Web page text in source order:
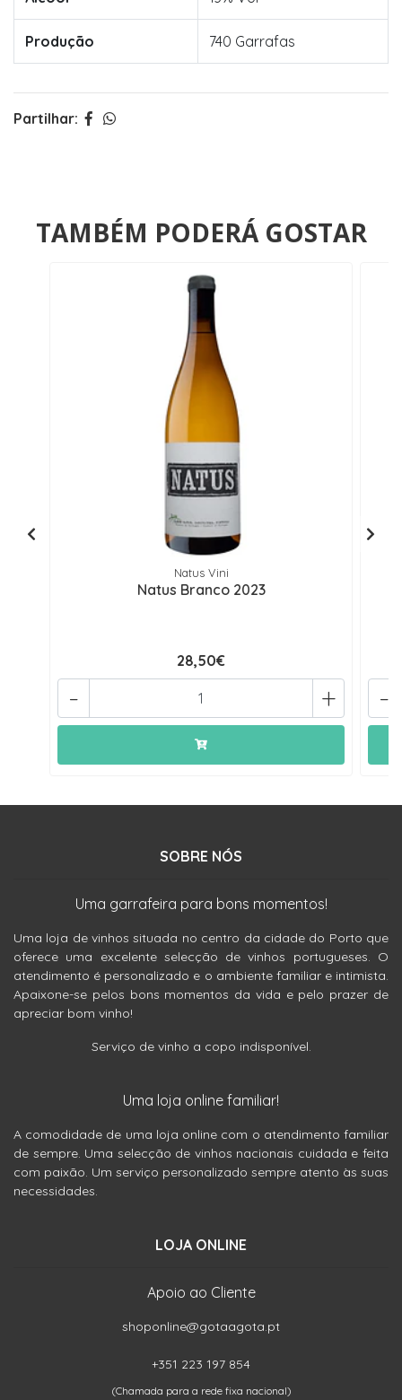
Produção 740 Garrafas
Partilhar:
TAMBÉM PODERÁ GOSTAR
Natus Vini
Natus Branco 2023
28,50€
+
- -
SOBRE NÓS
Uma garrafeira para bons momentos!
Uma loja de vinhos situada no centro da cidade do Porto que
oferece uma excelente selecção de vinhos portugueses. O
atendimento é personalizado e o ambiente familiar e intimista.
Apaixone-se pelos bons momentos da vida e pelo prazer de
apreciar bom vinho!
Serviço de vinho a copo indisponível.
Uma loja online familiar!
A comodidade de uma loja online com o atendimento familiar
de sempre. Uma selecção de vinhos nacionais cuidada e feita
com paixão. Um serviço personalizado sempre atento às suas
necessidades.
LOJA ONLINE
Apoio ao Cliente
shoponline@gotaagota.pt
+351 223 197 854
(Chamada para a rede fixa nacional)